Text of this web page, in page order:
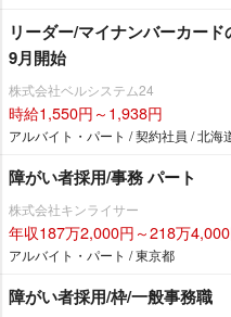
リーダー/マイナンバーカー
9月開始
株式会社ベルシステム24
時給1,550円～1,938円
アルバイト・パート / 契約社員 / 北海
障がい者採用/事務 パート
株式会社キンライサー
年収187万2,000円～218万
アルバイト・パート / 東京都
障がい者採用/枠/一般事務職